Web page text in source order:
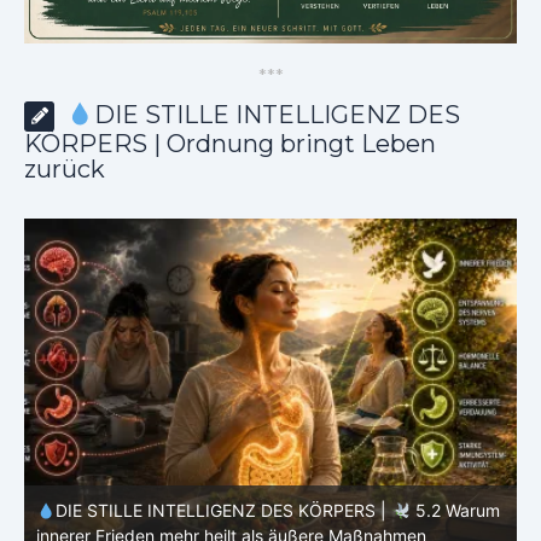
***
DIE STILLE INTELLIGENZ DES
KÖRPERS | Ordnung bringt Leben
zurück
DIE STILLE INTELLIGENZ DES KÖRPERS |
5.1 Warum
Vertrauen mehr bewirkt als Kontrolle